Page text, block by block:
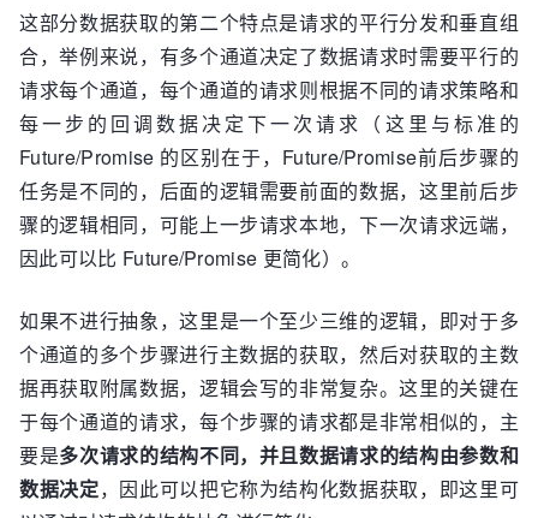
这部分数据获取的第二个特点是请求的平行分发和垂直组
合，举例来说，有多个通道决定了数据请求时需要平行的
请求每个通道，每个通道的请求则根据不同的请求策略和
每一步的回调数据决定下一次请求（这里与标准的
Future/Promise 的区别在于，Future/Promise前后步骤的
任务是不同的，后面的逻辑需要前面的数据，这里前后步
骤的逻辑相同，可能上一步请求本地，下一次请求远端，
因此可以比 Future/Promise 更简化）。
如果不进行抽象，这里是一个至少三维的逻辑，即对于多
个通道的多个步骤进行主数据的获取，然后对获取的主数
据再获取附属数据，逻辑会写的非常复杂。这里的关键在
于每个通道的请求，每个步骤的请求都是非常相似的，主
要是多次请求的结构不同，并且数据请求的结构由参数和
数据决定，因此可以把它称为结构化数据获取，即这里可